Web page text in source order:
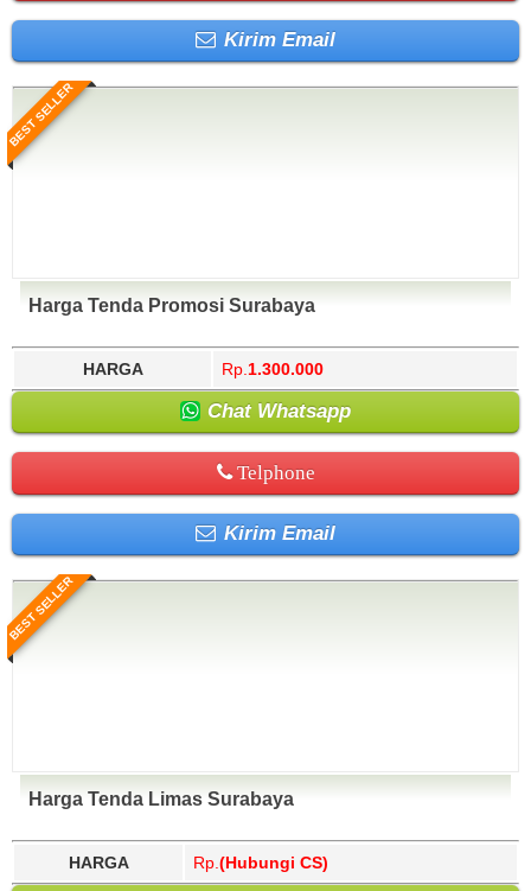
Kirim Email
BEST SELLER
Harga Tenda Promosi Surabaya
HARGA Rp. 1.300.000
Chat Whatsapp
Telphone
Kirim Email
BEST SELLER
Harga Tenda Limas Surabaya
HARGA Rp. (Hubungi CS)